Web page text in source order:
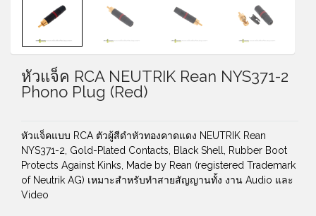
หัวแจ็ค RCA NEUTRIK Rean NYS371-2
Phono Plug (Red)
หัวแจ็คแบบ RCA ตัวผู้สีดำหัวทองคาดแดง NEUTRIK Rean
NYS371-2, Gold-Plated Contacts, Black Shell, Rubber Boot
Protects Against Kinks, Made by Rean (registered Trademark
of Neutrik AG) เหมาะสำหรับทำสายสัญญานทั้ง งาน Audio และ
Video